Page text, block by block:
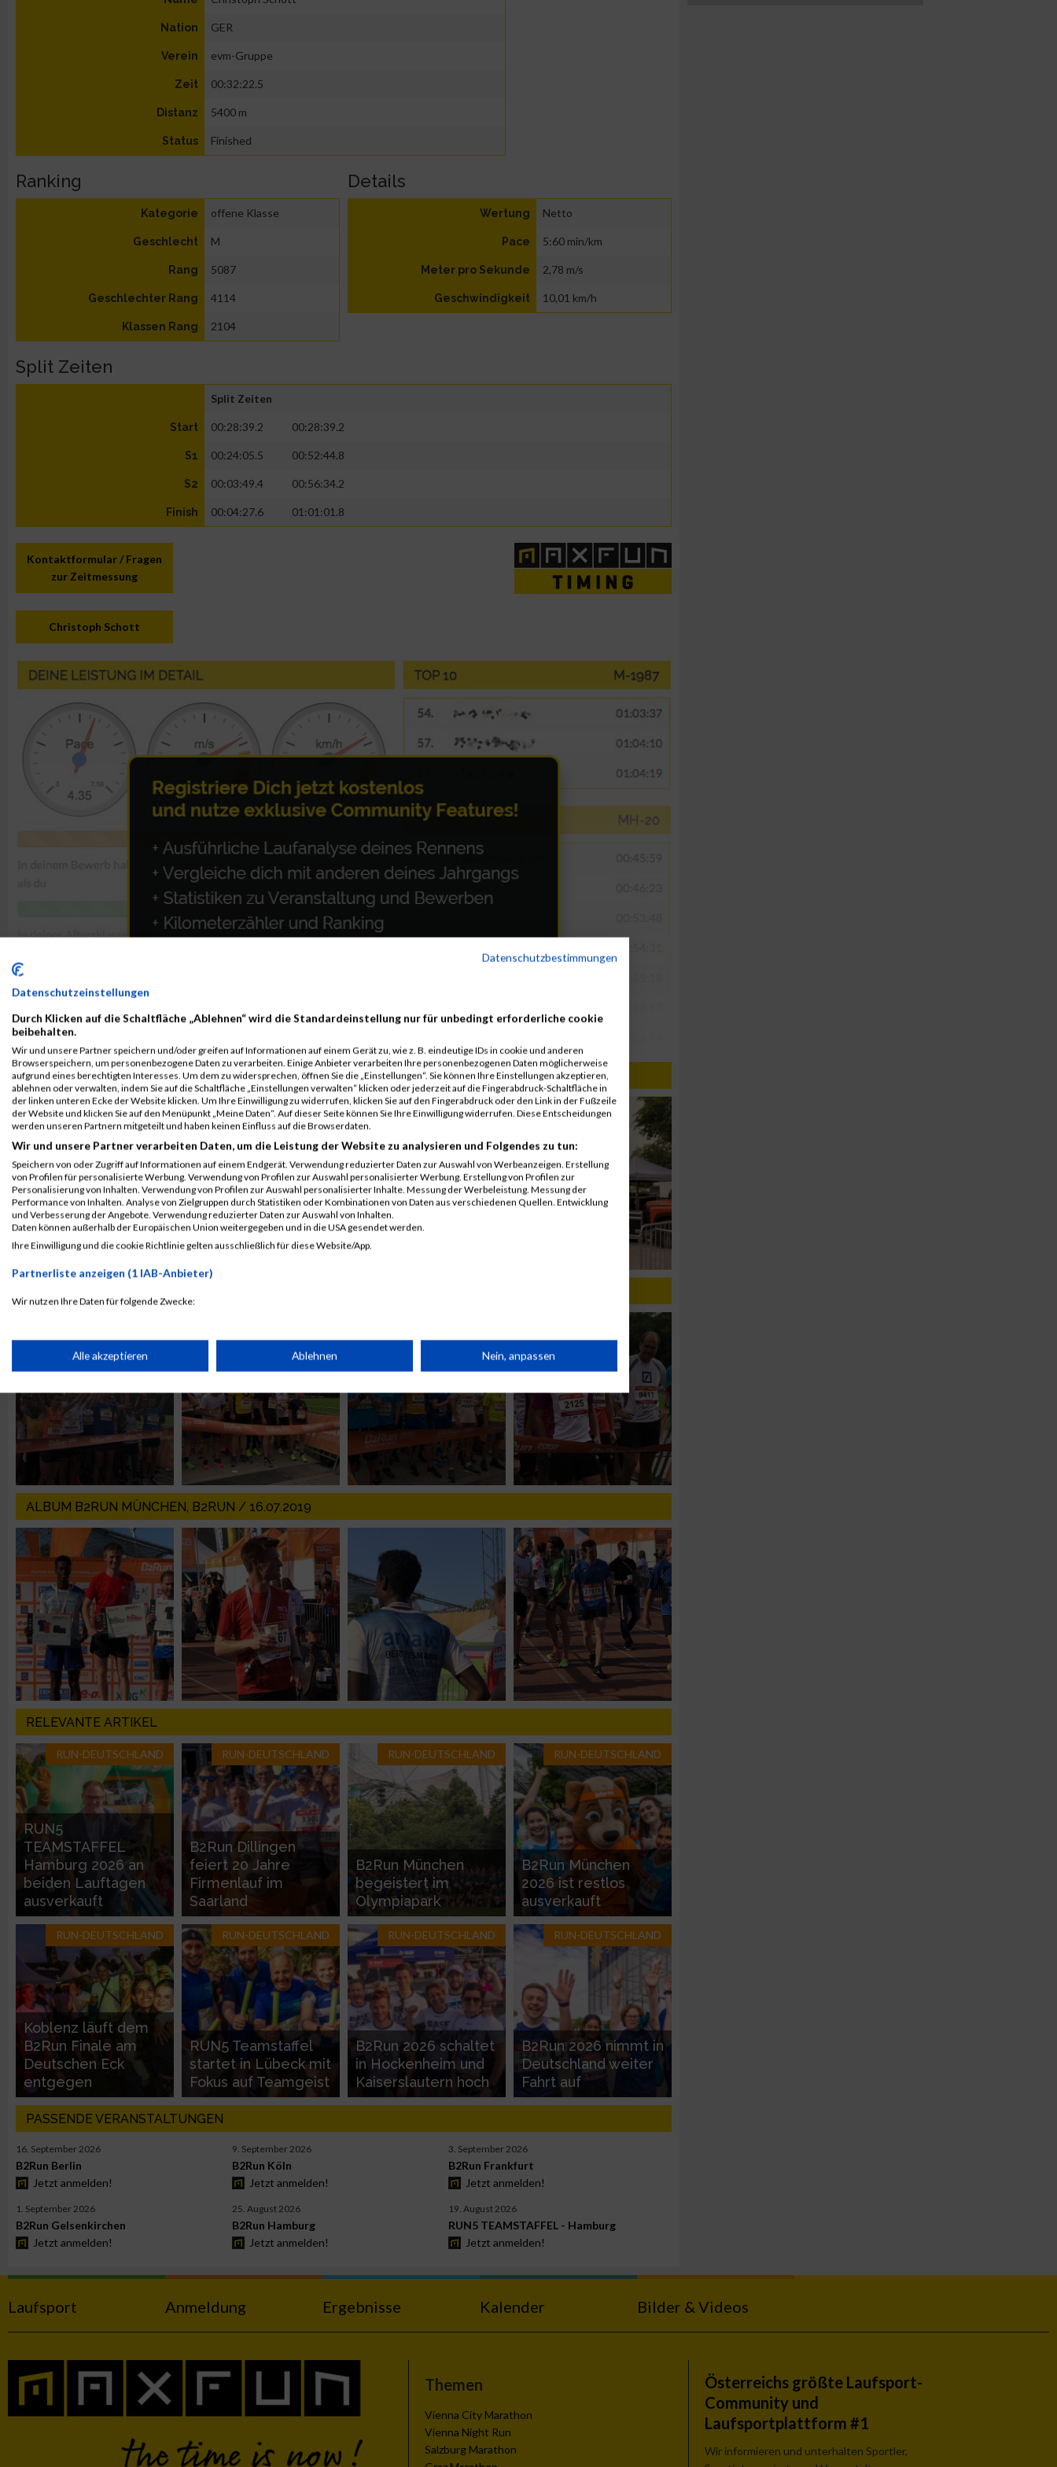
Nation GER
Verein evm-Gruppe
Zeit 00:32:22.5
Distanz 5400 m
Status Finished
Ranking
Kategorie offene Klasse
Geschlecht M
Rang 5087
Geschlechter Rang 4114
Klassen Rang 2104
Details
Wertung Netto
Pace 5:60 min/km
Meter pro Sekunde 2,78 m/s
Geschwindigkeit 10,01 km/h
Split Zeiten
Split Zeiten
Start 00:28:39.2 00:28:39.2
S1 00:24:05.5 00:52:44.8
S2 00:03:49.4 00:56:34.2
Finish 00:04:27.6 01:01:01.8
Kontaktformular / Fragen
zur Zeitmessung
Christoph Schott
ALBUM B2RUN MÜNCHEN / 15.07.2026
ALBUM B2RUN MÜNCHEN, B2RUN / 16.07.2019
RELEVANTE ARTIKEL
RUN-DEUTSCHLAND
RUN5
TEAMSTAFFEL
Hamburg 2026 an
beiden Lauftagen
ausverkauft
RUN-DEUTSCHLAND
B2Run Dillingen
feiert 20 Jahre
Firmenlauf im
Saarland
RUN-DEUTSCHLAND
B2Run München
begeistert im
Olympiapark
RUN-DEUTSCHLAND
B2Run München
2026 ist restlos
ausverkauft
RUN-DEUTSCHLAND
Koblenz läuft dem
B2Run Finale am
Deutschen Eck
entgegen
RUN-DEUTSCHLAND
RUN5 Teamstaffel
startet in Lübeck mit
Fokus auf Teamgeist
RUN-DEUTSCHLAND
B2Run 2026 schaltet
in Hockenheim und
Kaiserslautern hoch
RUN-DEUTSCHLAND
B2Run 2026 nimmt in
Deutschland weiter
Fahrt auf
PASSENDE VERANSTALTUNGEN
16. September 2026
B2Run Berlin
Jetzt anmelden!
9. September 2026
B2Run Köln
Jetzt anmelden!
3. September 2026
B2Run Frankfurt
Jetzt anmelden!
1. September 2026
B2Run Gelsenkirchen
Jetzt anmelden!
25. August 2026
B2Run Hamburg
Jetzt anmelden!
19. August 2026
RUN5 TEAMSTAFFEL - Hamburg
Jetzt anmelden!
Laufsport Anmeldung Ergebnisse Kalender Bilder & Videos
Themen
Vienna City Marathon
Vienna Night Run
Salzburg Marathon
Österreichs größte Laufsport-
Community und
Laufsportplattform #1
Wir informieren und unterhalten Sportler,
Datenschutzbestimmungen
Datenschutzeinstellungen
Durch Klicken auf die Schaltfläche „Ablehnen“ wird die Standardeinstellung nur für unbedingt erforderliche cookie
beibehalten.
Wir und unsere Partner speichern und/oder greifen auf Informationen auf einem Gerät zu, wie z. B. eindeutige IDs in cookie und anderen
Browserspeichern, um personenbezogene Daten zu verarbeiten. Einige Anbieter verarbeiten Ihre personenbezogenen Daten möglicherweise
aufgrund eines berechtigten Interesses. Um dem zu widersprechen, öffnen Sie die „Einstellungen“. Sie können Ihre Einstellungen akzeptieren,
ablehnen oder verwalten, indem Sie auf die Schaltfläche „Einstellungen verwalten“ klicken oder jederzeit auf die Fingerabdruck-Schaltfläche in
der linken unteren Ecke der Website klicken. Um Ihre Einwilligung zu widerrufen, klicken Sie auf den Fingerabdruck oder den Link in der Fußzeile
der Website und klicken Sie auf den Menüpunkt „Meine Daten“. Auf dieser Seite können Sie Ihre Einwilligung widerrufen. Diese Entscheidungen
werden unseren Partnern mitgeteilt und haben keinen Einfluss auf die Browserdaten.
Wir und unsere Partner verarbeiten Daten, um die Leistung der Website zu analysieren und Folgendes zu tun:
Speichern von oder Zugriff auf Informationen auf einem Endgerät. Verwendung reduzierter Daten zur Auswahl von Werbeanzeigen. Erstellung
von Profilen für personalisierte Werbung. Verwendung von Profilen zur Auswahl personalisierter Werbung. Erstellung von Profilen zur
Personalisierung von Inhalten. Verwendung von Profilen zur Auswahl personalisierter Inhalte. Messung der Werbeleistung. Messung der
Performance von Inhalten. Analyse von Zielgruppen durch Statistiken oder Kombinationen von Daten aus verschiedenen Quellen. Entwicklung
und Verbesserung der Angebote. Verwendung reduzierter Daten zur Auswahl von Inhalten.
Daten können außerhalb der Europäischen Union weitergegeben und in die USA gesendet werden.
Ihre Einwilligung und die cookie Richtlinie gelten ausschließlich für diese Website/App.
Partnerliste anzeigen (1 IAB-Anbieter)
Wir nutzen Ihre Daten für folgende Zwecke:
Speichern von oder Zugriff auf Informationen auf einem Endgerät
Verwendung reduzierter Daten zur Auswahl von Werbeanzeigen
Erstellung von Profilen für personalisierte Werbung
Verwendung von Profilen zur Auswahl personalisierter Werbung
Erstellung von Profilen zur Personalisierung von Inhalten
Verwendung von Profilen zur Auswahl personalisierter Inhalte
Messung der Werbeleistung
Messung der Performance von Inhalten
Analyse von Zielgruppen durch Statistiken oder Kombinationen von Daten aus
verschiedenen Quellen
Entwicklung und Verbesserung der Angebote
Verwendung reduzierter Daten zur Auswahl von Inhalten
IAB-Besonderheiten:
Verwendung genauer Standortdaten
Geräte anhand von aktiv angeforderten Informationen identifizieren
Nicht-IAB-Verarbeitungszwecke:
Notwendig
Performance
Funktional
Werbung
Alle akzeptieren Ablehnen Nein, anpassen